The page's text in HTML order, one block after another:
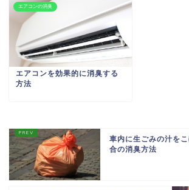
エアコンの消臭
エアコンを効果的に消臭する
方法
車内に生ごみの汁を
合の消臭方法